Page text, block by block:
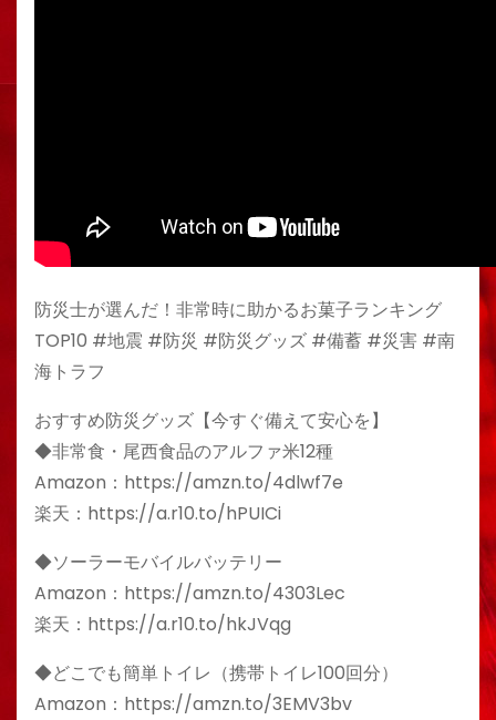
防災士が選んだ！非常時に助かるお菓子ランキング
TOP10 #地震 #防災 #防災グッズ #備蓄 #災害 #南
海トラフ
おすすめ防災グッズ【今すぐ備えて安心を】
◆非常食・尾西食品のアルファ米12種
Amazon：https://amzn.to/4dlwf7e
楽天：https://a.r10.to/hPUICi
◆ソーラーモバイルバッテリー
Amazon：https://amzn.to/4303Lec
楽天：https://a.r10.to/hkJVqg
◆どこでも簡単トイレ（携帯トイレ100回分）
Amazon：https://amzn.to/3EMV3bv